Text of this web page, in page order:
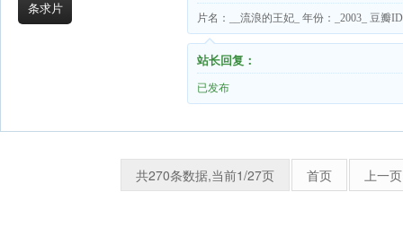
条求片
片名：__流浪的王妃_ 年份：_2003_ 豆瓣
站长回复：
已发布
共270条数据,当前1/27页 首页 上一页